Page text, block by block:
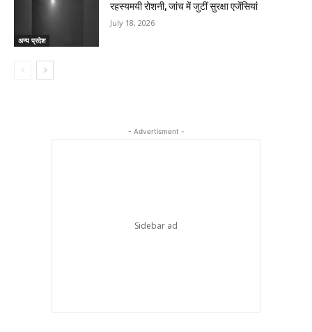
अन्य प्रदेश
रहस्यमयी रोशनी, जांच में जुटीं सुरक्षा एजेंसियां
July 18, 2026
- Advertisment -